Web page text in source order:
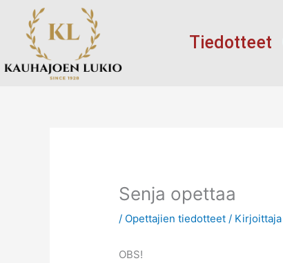
sisältöön
Tiedotteet
Senja opettaa
/ Opettajien tiedotteet / Kirjoittaja
OBS!